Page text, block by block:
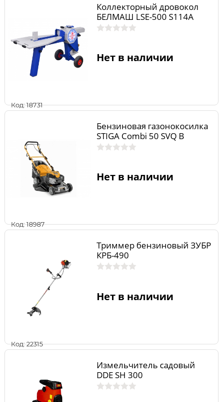
Код: 18731
Коллекторный дровокол
БЕЛМАШ LSE-500 S114A
Нет в наличии
Код: 18987
Бензиновая газонокосилка
STIGA Combi 50 SVQ B
Нет в наличии
Код: 22315
Триммер бензиновый ЗУБР
КРБ-490
Нет в наличии
Измельчитель садовый
DDE SH 300